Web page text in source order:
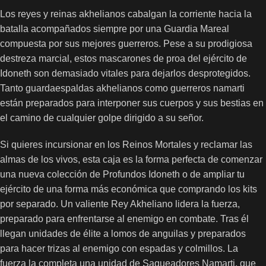
Los reyes y reinas akhelianos cabalgan la corriente hacia la
batalla acompañados siempre por una Guardia Mareal
compuesta por sus mejores guerreros. Pese a su prodigiosa
destreza marcial, estos mascarones de proa del ejército de
Idoneth son demasiado vitales para dejarlos desprotegidos.
Tanto guardaespaldas akhelianos como guerreros namarti
están preparados para interponer sus cuerpos y sus bestias en
el camino de cualquier golpe dirigido a su señor.
Si quieres incursionar en los Reinos Mortales y reclamar las
almas de los vivos, esta caja es la forma perfecta de comenzar
una nueva colección de Profundos Idoneth o de ampliar tu
ejército de una forma más económica que comprando los kits
por separado. Un valiente Rey Akheliano lidera la fuerza,
preparado para enfrentarse al enemigo en combate. Tras él
llegan unidades de élite a lomos de anguilas y preparados
para hacer trizas al enemigo con espadas y colmillos. La
fuerza la completa una unidad de Saqueadores Namarti, que